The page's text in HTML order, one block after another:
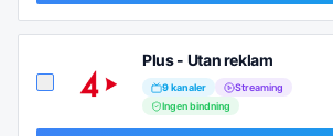
Plus - Utan reklam
9kanaler
Streaming
Ingen bindning